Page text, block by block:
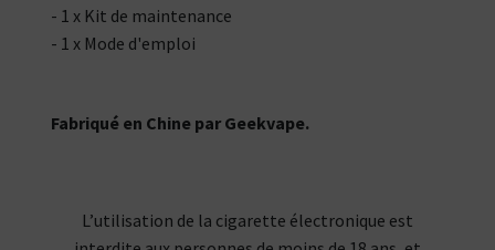
- 1 x Kit de maintenance
- 1 x Mode d'emploi
Fabriqué en Chine par Geekvape.
L’utilisation de la cigarette électronique est